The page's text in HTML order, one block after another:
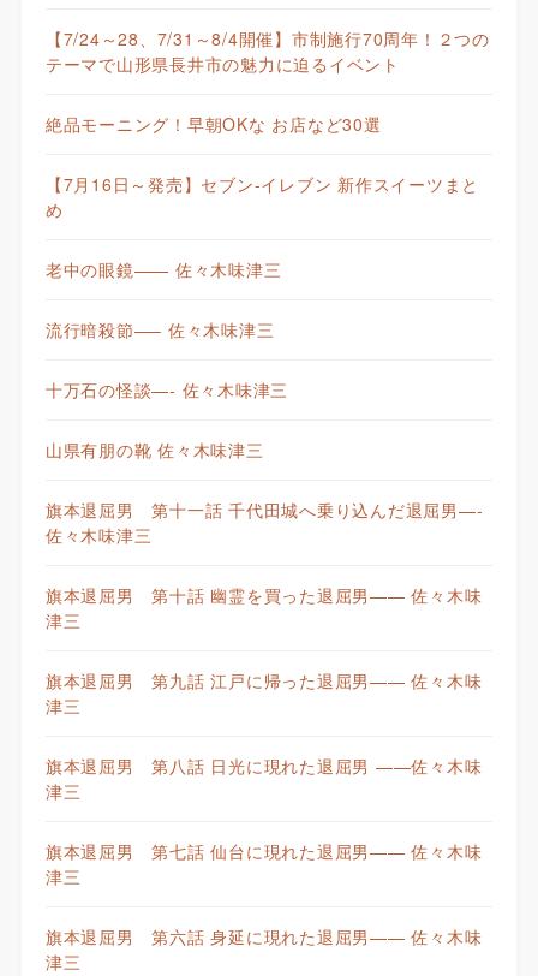
【7/24～28、7/31～8/4開催】市制施行70周年！２つの
テーマで山形県長井市の魅力に迫るイベント
絶品モーニング！早朝OKな お店など30選
【7月16日～発売】セブン-イレブン 新作スイーツまと
め
老中の眼鏡—— 佐々木味津三
流行暗殺節—– 佐々木味津三
十万石の怪談—- 佐々木味津三
山県有朋の靴 佐々木味津三
旗本退屈男 第十一話 千代田城へ乗り込んだ退屈男—-
佐々木味津三
旗本退屈男 第十話 幽霊を買った退屈男—— 佐々木味
津三
旗本退屈男 第九話 江戸に帰った退屈男—— 佐々木味
津三
旗本退屈男 第八話 日光に現れた退屈男 ——佐々木味
津三
旗本退屈男 第七話 仙台に現れた退屈男—— 佐々木味
津三
旗本退屈男 第六話 身延に現れた退屈男—— 佐々木味
津三